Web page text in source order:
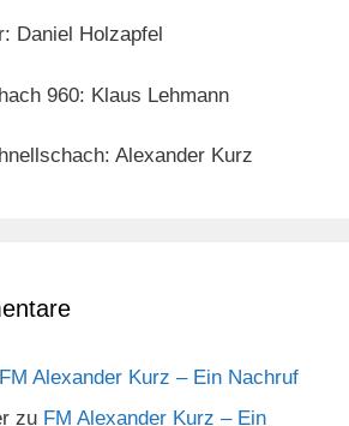
Daniel Holzapfel
960: Klaus Lehmann
Alexander Kurz
FM Alexander Kurz – Ein Nachruf
zu FM Alexander Kurz – Ein